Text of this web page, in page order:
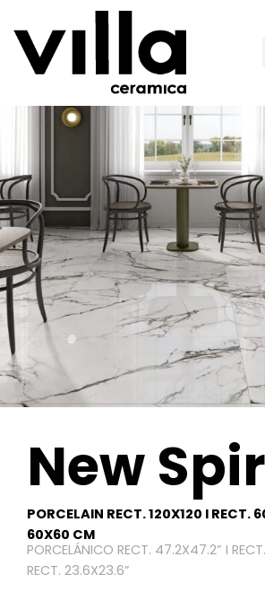
New
PORCELAIN RECT. 120X120 I RECT.
60X60 CM
PORCELÁNICO RECT. 47.2X47.2” I
RECT. 23.6X23.6”